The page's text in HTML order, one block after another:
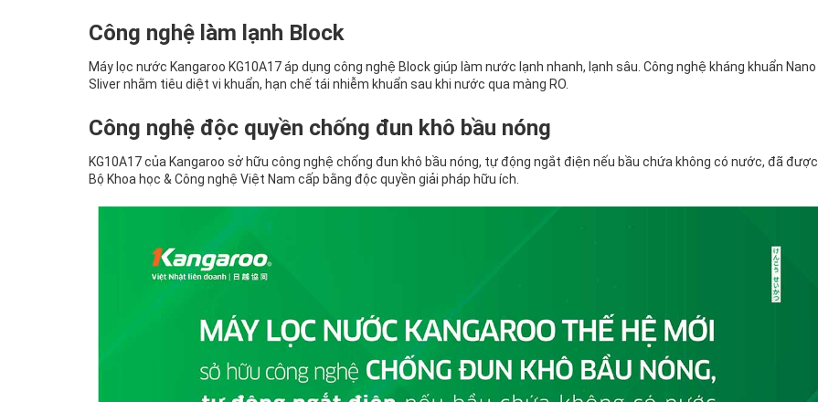
Công nghệ làm lạnh Block
Máy lọc nước Kangaroo KG10A17 áp dụng công nghệ Block giúp làm nước lạnh nhanh, lạnh sâu. Công nghệ kháng khuẩn Nano
Sliver nhằm tiêu diệt vi khuẩn, hạn chế tái nhiễm khuẩn sau khi nước qua màng RO.
Công nghệ độc quyền chống đun khô bầu nóng
KG10A17 của Kangaroo sở hữu công nghệ chống đun khô bầu nóng, tự động ngắt điện nếu bầu chứa không có nước, đã được
Bộ Khoa học & Công nghệ Việt Nam cấp bằng độc quyền giải pháp hữu ích.